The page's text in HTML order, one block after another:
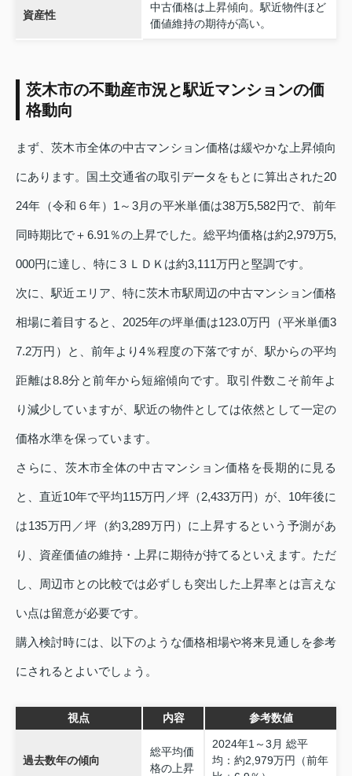
資産性
中古価格は上昇傾向。駅近物件ほど
価値維持の期待が高い。
茨木市の不動産市況と駅近マンションの価
格動向
まず、茨木市全体の中古マンション価格は緩やかな上昇傾向
にあります。国土交通省の取引データをもとに算出された20
24年（令和６年）1～3月の平米単価は38万5,582円で、前年
同時期比で＋6.91％の上昇でした。総平均価格は約2,979万5,
000円に達し、特に３ＬＤＫは約3,111万円と堅調です。
次に、駅近エリア、特に茨木市駅周辺の中古マンション価格
相場に着目すると、2025年の坪単価は123.0万円（平米単価3
7.2万円）と、前年より4％程度の下落ですが、駅からの平均
距離は8.8分と前年から短縮傾向です。取引件数こそ前年よ
り減少していますが、駅近の物件としては依然として一定の
価格水準を保っています。
さらに、茨木市全体の中古マンション価格を長期的に見る
と、直近10年で平均115万円／坪（2,433万円）が、10年後に
は135万円／坪（約3,289万円）に上昇するという予測があ
り、資産価値の維持・上昇に期待が持てるといえます。ただ
し、周辺市との比較では必ずしも突出した上昇率とは言えな
い点は留意が必要です。
購入検討時には、以下のような価格相場や将来見通しを参考
にされるとよいでしょう。
視点 内容 参考数値
過去数年の傾向
総平均価
格の上昇
2024年1～3月 総平
均：約2,979万円（前年